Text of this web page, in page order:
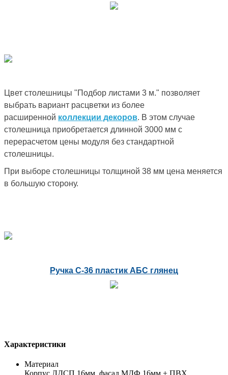
Цвет столешницы "Подбор листами 3 м." позволяет
выбрать вариант расцветки из более
расширенной коллекции декоров. В этом случае
столешница приобретается длинной 3000 мм с
перерасчетом цены модуля без стандартной
столешницы.
При выборе столешницы толщиной 38 мм цена меняется
в большую сторону.
Ручка С-36 пластик АБС глянец
Характеристики
Материал